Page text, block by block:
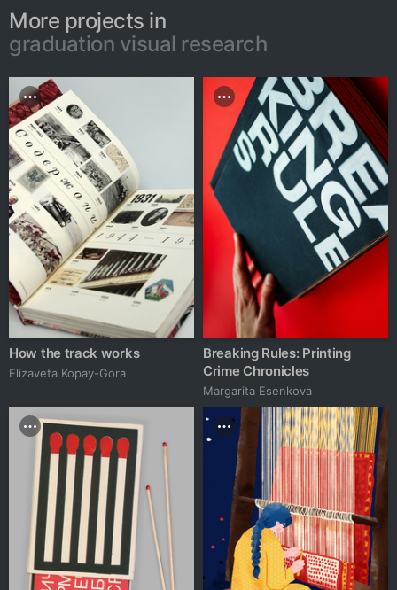
More projects in
graduation visual research
How the track works
Elizaveta Kopay-Gora
Breaking Rules: Printing
Crime Chronicles
Margarita Esenkova